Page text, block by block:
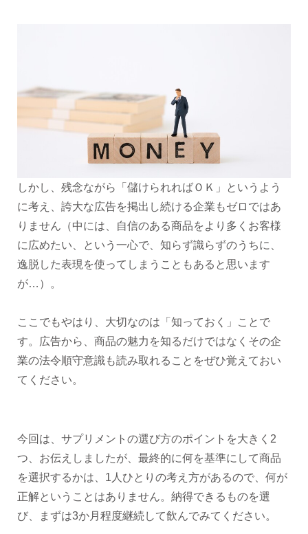
しかし、残念ながら「儲けられればＯＫ」というよう
に考え、誇大な広告を掲出し続ける企業もゼロではあ
りません（中には、自信のある商品をより多くお客様
に広めたい、という一心で、知らず識らずのうちに、
逸脱した表現を使ってしまうこともあると思います
が…）。
ここでもやはり、大切なのは「知っておく」ことで
す。広告から、商品の魅力を知るだけではなくその企
業の法令順守意識も読み取れることをぜひ覚えておい
てください。
今回は、サプリメントの選び方のポイントを大きく2
つ、お伝えしましたが、最終的に何を基準にして商品
を選択するかは、1人ひとりの考え方があるので、何が
正解ということはありません。納得できるものを選
び、まずは3か月程度継続して飲んでみてください。